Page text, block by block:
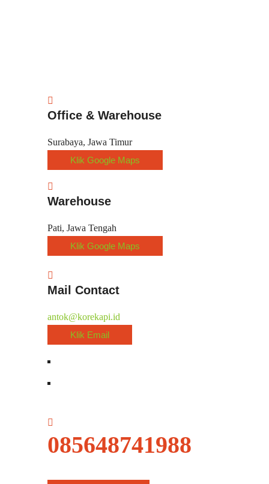
Office & Warehouse
Surabaya, Jawa Timur
Klik Google Maps
Warehouse
Pati, Jawa Tengah
Klik Google Maps
Mail Contact
antok@korekapi.id
Klik Email
085648741988